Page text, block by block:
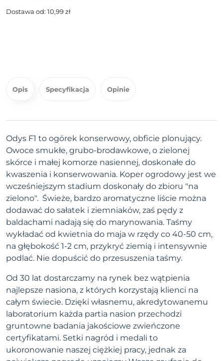
Dostawa od: 10,99 zł
Opis Specyfikacja Opinie
Odys F1 to ogórek konserwowy, obficie plonujący.
Owoce smukłe, grubo-brodawkowe, o zielonej
skórce i małej komorze nasiennej, doskonałe do
kwaszenia i konserwowania. Koper ogrodowy jest we
wcześniejszym stadium doskonały do zbioru "na
zielono". Świeże, bardzo aromatyczne liście można
dodawać do sałatek i ziemniaków, zaś pędy z
baldachami nadają się do marynowania. Taśmy
wykładać od kwietnia do maja w rzędy co 40-50 cm,
na głębokość 1-2 cm, przykryć ziemią i intensywnie
podlać. Nie dopuścić do przesuszenia taśmy.
Od 30 lat dostarczamy na rynek bez wątpienia
najlepsze nasiona, z których korzystają klienci na
całym świecie. Dzięki własnemu, akredytowanemu
laboratorium każda partia nasion przechodzi
gruntowne badania jakościowe zwieńczone
certyfikatami. Setki nagród i medali to
ukoronowanie naszej ciężkiej pracy, jednak za